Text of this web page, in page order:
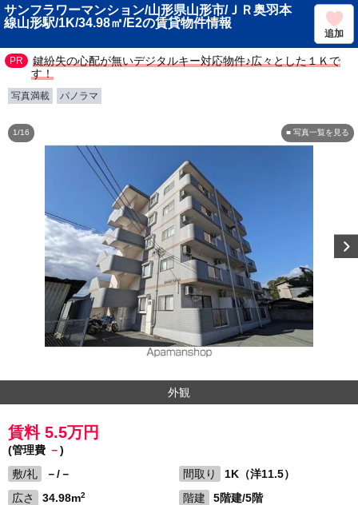
サンフラワーマンション/山形県山形市/ＪＲ奥羽本
線山形駅/1K/34.98㎡/E2の賃貸物件情報
追加
鍵紛失の心配が無いデジタルキー対応物件♪広々とした１Ｋで
す！
写真満載 パノラマ
■ 写真一覧を見る
1/16
外観
賃料 5.5万円
(管理費 －)
敷/礼
－/－ 間取り
1K（洋11.5）
広さ
34.98m2 階建
5階建/5階